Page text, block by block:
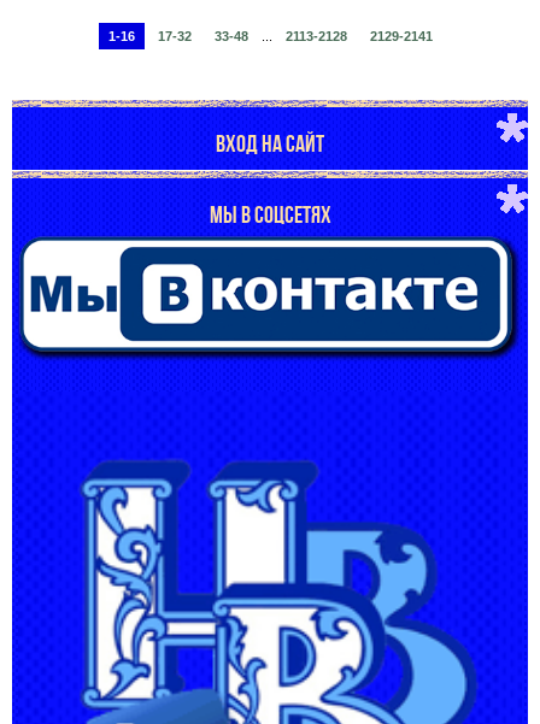
1-16 17-32 33-48 2113-2128 2129-2141
ВХОД НА САЙТ
МЫ В СОЦСЕТЯХ